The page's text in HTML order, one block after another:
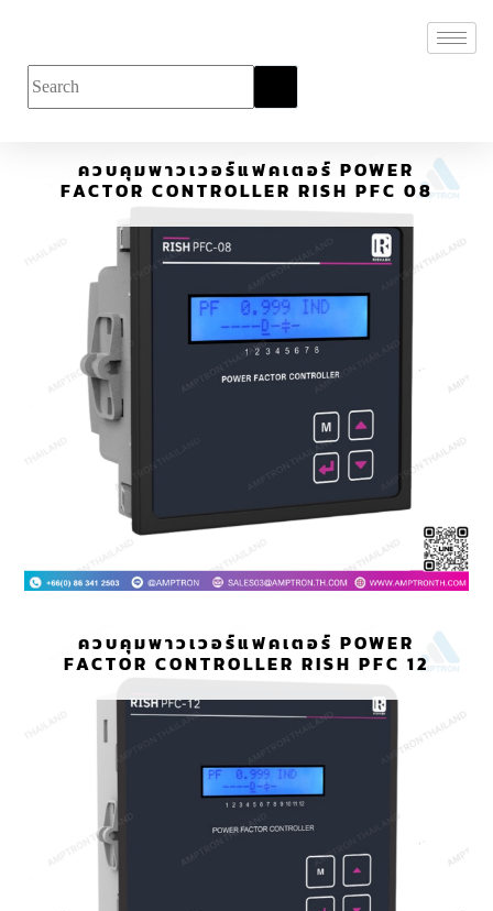
ควบคุมพาวเวอร์แฟคเตอร์ POWER
FACTOR CONTROLLER RISH PFC 08
ควบคุมพาวเวอร์แฟคเตอร์ POWER
FACTOR CONTROLLER RISH PFC 12